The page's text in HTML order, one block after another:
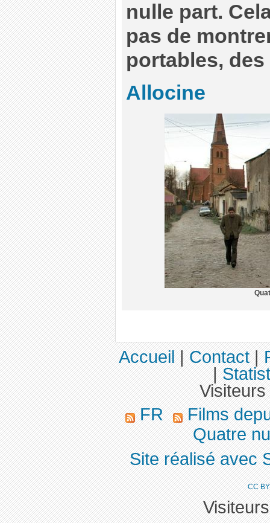
nulle part.
pas de
portables,
Allocine
Accueil|Contact|
|
FR
Films
Quatre
Site réalisé avec
CC